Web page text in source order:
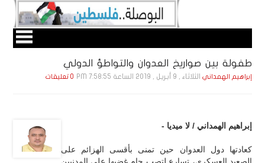
طفولة بين صواريخ العدوان والتواطؤ الدولي
إبراهيم الهمداني الثلاثاء , 9 أبـريـل , 2019 الساعة 7:58:55 PM 0 تعليقات
إبراهيم الهمداني / لا ميديا -
كعادتها دول العدوان حين تمنى بأقسى الهزائم على